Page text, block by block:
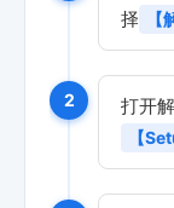
择
2 打开
【